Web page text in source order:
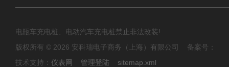
电瓶车充电桩、电动汽车充电桩禁止非法改装!
版权所有 © 2026 安科瑞电子商务（上海）有限公司 备案号：
技术支持： 仪表网 管理登陆 sitemap.xml